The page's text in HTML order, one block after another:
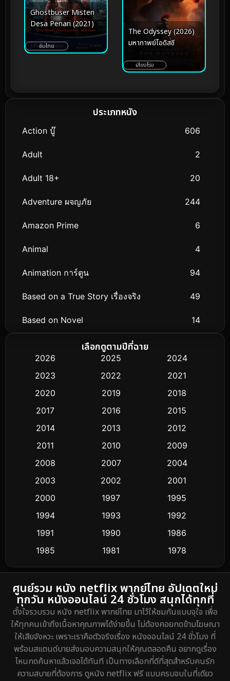
Ghostbuser Misteri
Desa Penari (2021)
ซับไทย
The Odyssey (2026)
มหากาพย์โอดิสซี
เสียงโรง
ประเภทหนัง
Action บู๊ 606
Adult 2
Adult 18+ 20
Adventure ผจญภัย 244
Amazon Prime 6
Animal 4
Animation การ์ตูน 94
Based on a True Story เรื่องจริง 49
Based on Novel 14
Biography ชีวิตจริง
Classic หนังคลาสสิก
Comedy ตลก 384
Conspiracy
Crime อาชญากรรม 292
Culture
Dance เต้น
DC 2
Detective สืบสวน 40
Detective สืบสวน 5
Disaster 4
Disney+ 21
เลือกดูตามปีที่ฉาย
2026 2025
2024
2023
2022
2021
2020
2019
2018
2017
2016
2015
2014
2013
2012
2011
2010
2009
2008
2007
2004
2003
2002
2001
2000
1997
1995
1994
1993
1992
1991
1990
1986
1985
1981
1978
1974
ศูนย์รวม หนัง netflix พากย์ไทย อัปเดตใหม่
ทุกวัน หนังออนไลน์ 24 ชั่วโมง สนุกได้ทุกที่
ตั้งใจรวบรวม หนัง netflix พากย์ไทย มาไว้ให้ชมกันแบบจุใจ เพื่อ
ให้ทุกคนเข้าถึงเนื้อหาคุณภาพได้ง่ายขึ้น ไม่ต้องคอยกดข้ามโฆษณา
ให้เสียจังหวะ เพราะเราคือตัวจริงเรื่อง หนังออนไลน์ 24 ชั่วโมง ที่
พร้อมสแตนด์บายส่งมอบความสนุกให้คุณตลอดคืน อยากดูเรื่อง
ไหนกดค้นหาแล้วเจอได้ทันที เป็นทางเลือกที่ดีที่สุดสำหรับคนรัก
ความสบายที่ต้องการ ดูหนัง netflix ฟรี แบบครบจบในที่เดียว